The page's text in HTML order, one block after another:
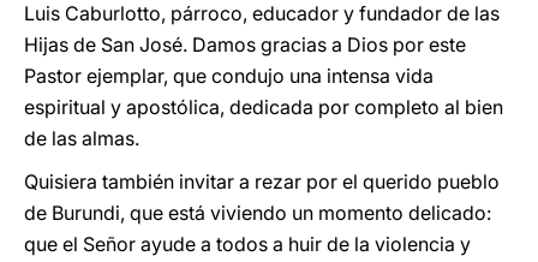
Luis Caburlotto, párroco, educador y fundador de las
Hijas de San José. Damos gracias a Dios por este
Pastor ejemplar, que condujo una intensa vida
espiritual y apostólica, dedicada por completo al bien
de las almas.
Quisiera también invitar a rezar por el querido pueblo
de Burundi, que está viviendo un momento delicado:
que el Señor ayude a todos a huir de la violencia y